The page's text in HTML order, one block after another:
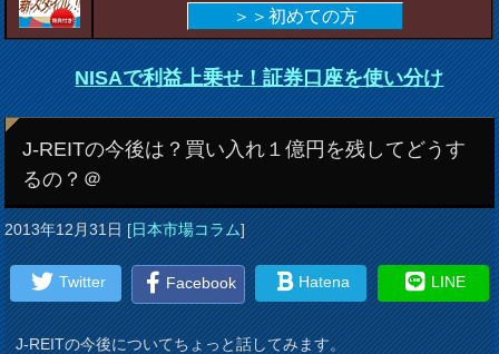
＞＞初めての方
NISAで利益上乗せ！証券口座を使い分け
J-REITの今後は？買い入れ１億円を残してどうす
るの？＠
2013年12月31日[日本市場コラム]
Twitter Facebook Hatena LINE
J-REITの今後についてちょっと話してみます。